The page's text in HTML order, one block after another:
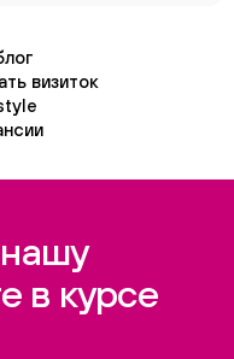
визиток
в курсе